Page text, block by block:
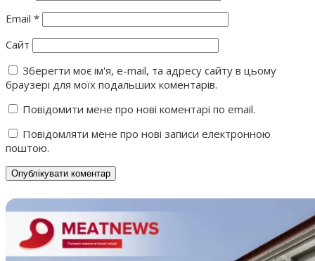
Email *
Сайт
Зберегти моє ім'я, e-mail, та адресу сайту в цьому
браузері для моїх подальших коментарів.
Повідомити мене про нові коментарі по email.
Повідомляти мене про нові записи електронною
поштою.